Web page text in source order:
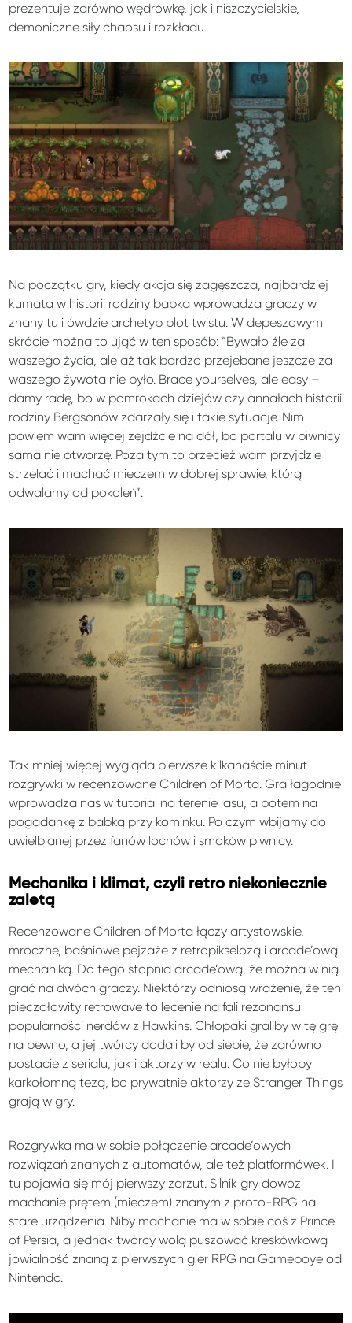
prezentuje zarówno wędrówkę, jak i niszczycielskie,
demoniczne siły chaosu i rozkładu.
Na początku gry, kiedy akcja się zagęszcza, najbardziej
kumata w historii rodziny babka wprowadza graczy w
znany tu i ówdzie archetyp plot twistu. W depeszowym
skrócie można to ująć w ten sposób: “Bywało źle za
waszego życia, ale aż tak bardzo przejebane jeszcze za
waszego żywota nie było. Brace yourselves, ale easy –
damy radę, bo w pomrokach dziejów czy annałach historii
rodziny Bergsonów zdarzały się i takie sytuacje. Nim
powiem wam więcej zejdźcie na dół, bo portalu w piwnicy
sama nie otworzę. Poza tym to przecież wam przyjdzie
strzelać i machać mieczem w dobrej sprawie, którą
odwalamy od pokoleń”.
Tak mniej więcej wygląda pierwsze kilkanaście minut
rozgrywki w recenzowane Children of Morta. Gra łagodnie
wprowadza nas w tutorial na terenie lasu, a potem na
pogadankę z babką przy kominku. Po czym wbijamy do
uwielbianej przez fanów lochów i smoków piwnicy.
Mechanika i klimat, czyli retro niekoniecznie
zaletą
Recenzowane Children of Morta łączy artystowskie,
mroczne, baśniowe pejzaże z retropikselozą i arcade’ową
mechaniką. Do tego stopnia arcade’ową, że można w nią
grać na dwóch graczy. Niektórzy odniosą wrażenie, że ten
pieczołowity retrowave to lecenie na fali rezonansu
popularności nerdów z Hawkins. Chłopaki graliby w tę grę
na pewno, a jej twórcy dodali by od siebie, że zarówno
postacie z serialu, jak i aktorzy w realu. Co nie byłoby
karkołomną tezą, bo prywatnie aktorzy ze Stranger Things
grają w gry.
Rozgrywka ma w sobie połączenie arcade’owych
rozwiązań znanych z automatów, ale też platformówek. I
tu pojawia się mój pierwszy zarzut. Silnik gry dowozi
machanie prętem (mieczem) znanym z proto-RPG na
stare urządzenia. Niby machanie ma w sobie coś z Prince
of Persia, a jednak twórcy wolą puszować kreskówkową
jowialność znaną z pierwszych gier RPG na Gameboye od
Nintendo.